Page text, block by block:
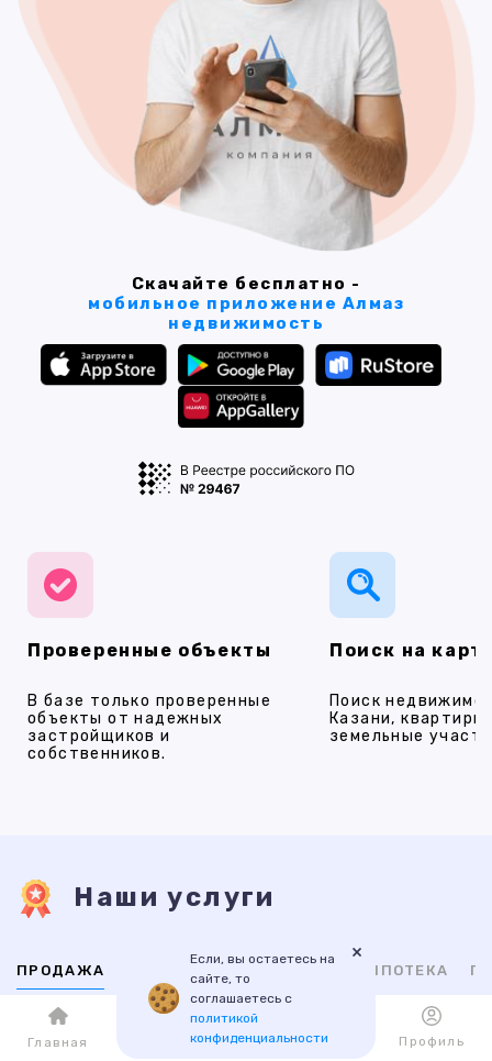
Скачайте бесплатно -
мобильное приложение Алмаз
недвижимость
Проверенные объекты
В базе только проверенные
объекты от надежных
застройщиков и
собственников.
Поиск на
Поиск
Казани,
земельные
Наши услуги
ПРОДАЖА ИПОТЕКА
ВТОРИЧНАЯ НОВОСТРОЙКИ
Если, вы остаетесь на
сайте, то
соглашаетесь с
политикой
конфиденциальности
×
Главная Каталог Избранное Профиль